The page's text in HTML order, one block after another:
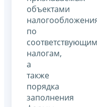
объектами
по
соответствующим
налогам,
а
также
порядка
заполнения